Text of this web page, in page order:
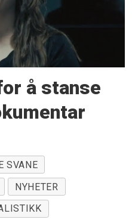
å stanse
SVANE
NYHETER